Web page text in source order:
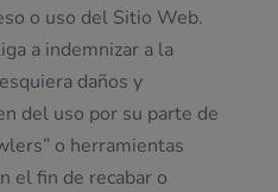
o uso del Sitio Web.
a indemnizar a la
daños y
del uso por su parte de
o herramientas
el fin de recabar o